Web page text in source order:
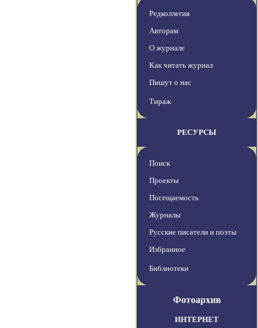
Редколлегия
Авторам
О журнале
Как читать журнал
Пишут о нас
Тираж
РЕСУРСЫ
Поиск
Проекты
Посещаемость
Журналы
Русские писатели и поэты
Избранное
Библиотеки
Фотоархив
ИНТЕРНЕТ